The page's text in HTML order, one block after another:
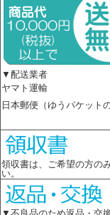
▼配送業者
ヤマト運輸
日本郵便（ゆうパケットの
領収書は、ご希望の方の
い。